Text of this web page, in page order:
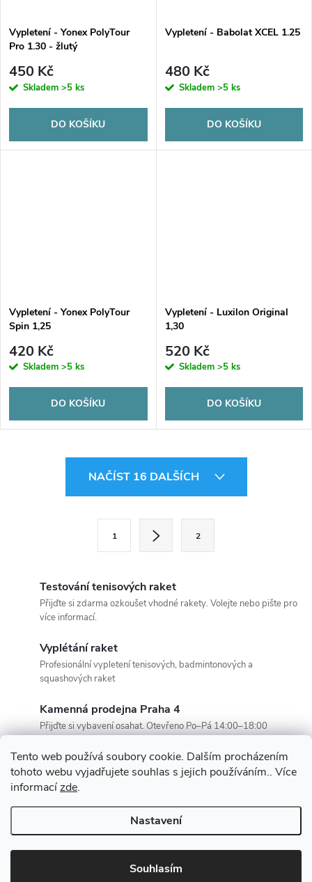
Tento web používá soubory cookie. Dalším procházením
tohoto webu vyjadřujete souhlas s jejich používáním.. Více
informacízde.
Nastavení
Souhlasím
Vypletení - Yonex PolyTour
Pro 1.30 - žlutý
450 Kč
Skladem >5 ks
DO KOŠÍKU
Vypletení - Babolat XCEL 1.25
480 Kč
Skladem >5 ks
DO KOŠÍKU
Vypletení - Yonex PolyTour
Spin 1,25
420 Kč
Skladem >5 ks
DO KOŠÍKU
Vypletení - Luxilon Original
1,30
520 Kč
Skladem >5 ks
DO KOŠÍKU
r
v
k
y
v
ý
NAČÍST 16 DALŠÍCH
í
1 2
Testování tenisových raket
Přijďte si zdarma ozkoušet vhodné rakety. Volejte nebo pište pro
více informací.
Vyplétání raket
Profesionální vypletení tenisových, badmintonových a
squashových raket
Kamenná prodejna Praha 4
Přijďte si vybavení osahat. Otevřeno Po–Pá 14:00–18:00
á
Copyright 2026SportOáza. Všechna práva vyhrazena.Upravit nastavení
cookies